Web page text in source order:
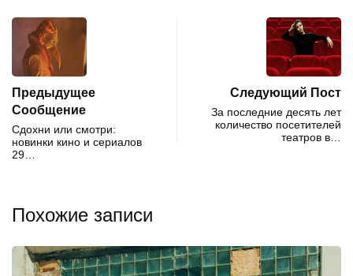
Предыдущее
Сообщение
Сдохни или смотри:
новинки кино и сериалов
29…
Следующий Пост
За последние десять лет
количество посетителей
театров в…
Похожие записи